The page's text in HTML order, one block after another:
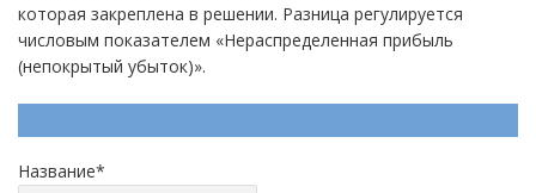
которая закреплена в решении. Разница регулируется
числовым показателем «Нераспределенная прибыль
(непокрытый убыток)».
Название*